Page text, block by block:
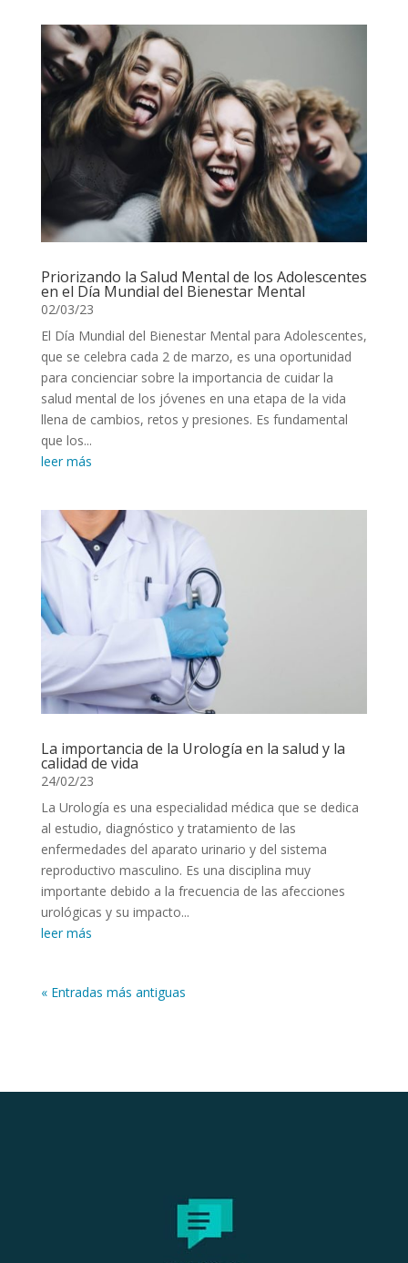
Priorizando la Salud Mental de los Adolescentes
en el Día Mundial del Bienestar Mental
02/03/23
El Día Mundial del Bienestar Mental para Adolescentes,
que se celebra cada 2 de marzo, es una oportunidad
para concienciar sobre la importancia de cuidar la
salud mental de los jóvenes en una etapa de la vida
llena de cambios, retos y presiones. Es fundamental
que los...
leer más
La importancia de la Urología en la salud y la
calidad de vida
24/02/23
La Urología es una especialidad médica que se dedica
al estudio, diagnóstico y tratamiento de las
enfermedades del aparato urinario y del sistema
reproductivo masculino. Es una disciplina muy
importante debido a la frecuencia de las afecciones
urológicas y su impacto...
leer más
« Entradas más antiguas